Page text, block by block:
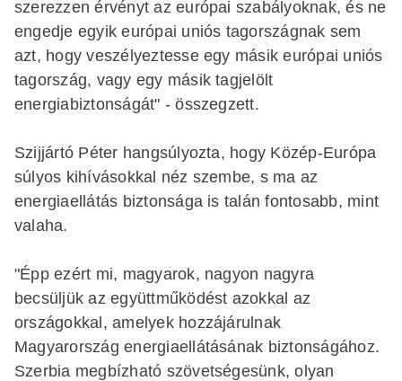
szerezzen érvényt az európai szabályoknak, és ne
engedje egyik európai uniós tagországnak sem
azt, hogy veszélyeztesse egy másik európai uniós
tagország, vagy egy másik tagjelölt
energiabiztonságát" - összegzett.
Szijjártó Péter hangsúlyozta, hogy Közép-Európa
súlyos kihívásokkal néz szembe, s ma az
energiaellátás biztonsága is talán fontosabb, mint
valaha.
"Épp ezért mi, magyarok, nagyon nagyra
becsüljük az együttműködést azokkal az
országokkal, amelyek hozzájárulnak
Magyarország energiaellátásának biztonságához.
Szerbia megbízható szövetségesünk, olyan